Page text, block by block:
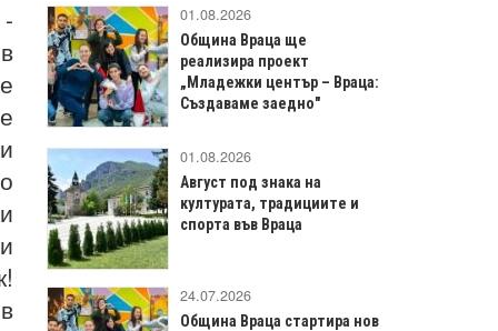
01.08.2026
Община Враца ще
реализира проект
„Младежки център – Враца:
Създаваме заедно"
01.08.2026
Август под знака на
културата, традициите и
спорта във Враца
24.07.2026
Община Враца стартира нов